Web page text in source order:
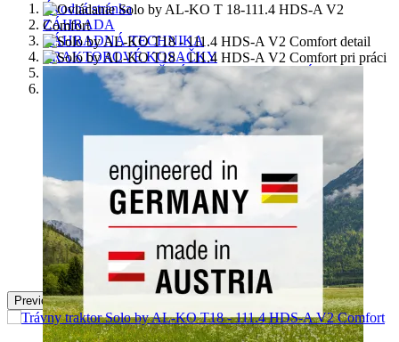
Úvodná stránka
ZÁHRADA
ZÁHRADNÁ TECHNIKA
TRAKTOROVÉ KOSAČKY
TRAKTORY S BOČNÝM VYHADZOVANÍM
Solo by AL-KO T 18-111.4 HDS-A V2 Comfort
Next
Previous